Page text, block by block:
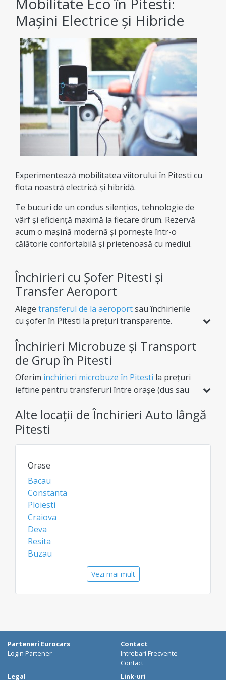
Mașini Electrice și Hibride
Experimentează mobilitatea viitorului în Pitesti cu
flota noastră electrică și hibridă.
Te bucuri de un condus silențios, tehnologie de
vârf și eficiență maximă la fiecare drum. Rezervă
acum o mașină modernă și pornește într-o
călătorie confortabilă și prietenoasă cu mediul.
Închirieri cu Șofer Pitesti și
Transfer Aeroport
Alege transferul de la aeroportsau închirierile
cu șofer în Pitesti la prețuri transparente.
totală (dus sau dus-întors) pentru o experiență
de afaceri sau vacanță complet lipsită de griji.
Închirieri Microbuze și Transport
de Grup în Pitesti
Oferim închirieri microbuze în Pitesti la prețuri
ieftine pentru transferuri între orașe (dus sau
Spațiu generos pentru bagaje și condiții
premium, totul fără taxe ascunse la rezervare.
Alte locații de Închirieri Auto lângă
Pitesti
Orase
Bacau
Constanta
Ploiesti
Craiova
Deva
Resita
Buzau
Craiova Aeroport
Vezi mai mult
Parteneri Eurocars
Login Partener
Contact
Intrebari Frecvente
Contact
Legal
Link-uri